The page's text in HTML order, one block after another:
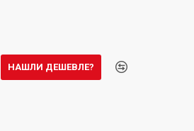
НАШЛИ ДЕШЕВЛЕ?